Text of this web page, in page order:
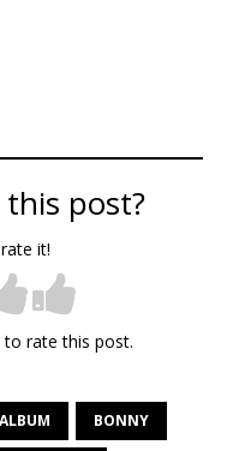
post?
it!
rate this post.
ALBUM BONNY